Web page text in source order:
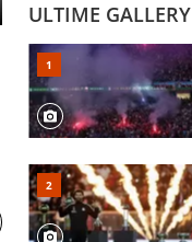
ULTIME GALLERY